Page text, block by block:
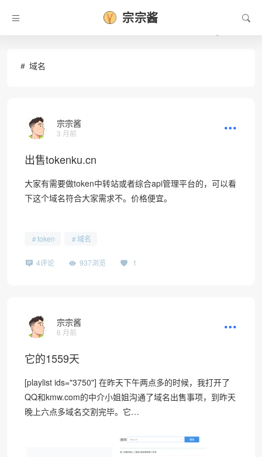
宗宗酱
域名
宗宗酱
3 月前
出售tokenku.cn
大家有需要做token中转站或者综合api管理平台的，可以看
下这个域名符合大家需求不。价格便宜。
token 域名
4评论 937浏览 1
宗宗酱
6 月前
它的1559天
[playlist ids="3750"] 在昨天下午两点多的时候，我打开了
QQ和kmw.com的中介小姐姐沟通了域名出售事项，到昨天
晚上六点多域名交割完毕。它…